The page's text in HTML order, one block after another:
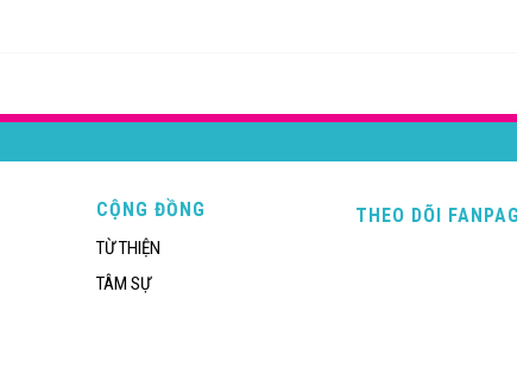
CỘNG ĐỒNG
TỪ THIỆN
TÂM SỰ
THEO DÕI